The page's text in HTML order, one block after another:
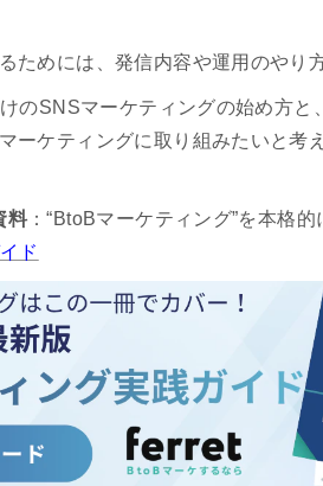
ためには、発信内容や運用のやり
のSNSマーケティングの始め方と
ーケティングに取り組みたいと考
料：“BtoBマーケティング”を本格
ド